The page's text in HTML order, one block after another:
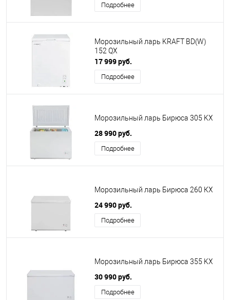
Подробнее
Морозильный ларь KRAFT BD(W)
152 QX
17 999 руб.
Подробнее
Морозильный ларь Бирюса 305 KX
28 990 руб.
Подробнее
Морозильный ларь Бирюса 260 КX
24 990 руб.
Подробнее
Морозильный ларь Бирюса 355 KX
30 990 руб.
Подробнее